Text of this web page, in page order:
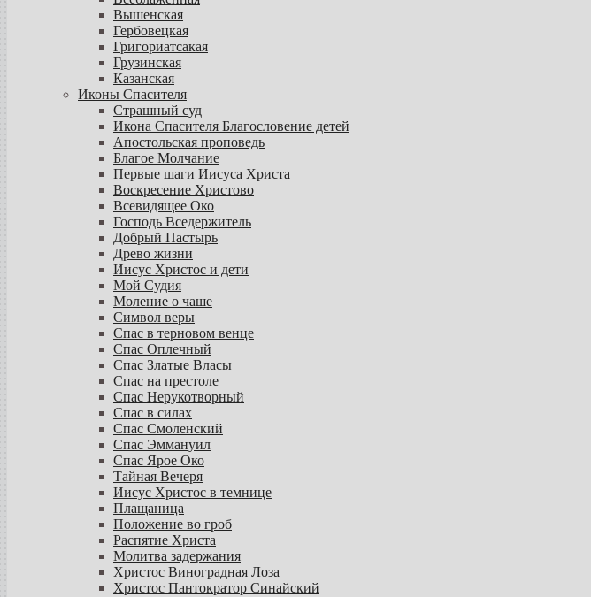
Вышенская
Гербовецкая
Григориатсакая
Грузинская
Казанская
Иконы Спасителя
Страшный суд
Икона Спасителя Благословение детей
Апостольская проповедь
Благое Молчание
Первые шаги Иисуса Христа
Воскресение Христово
Всевидящее Око
Господь Вседержитель
Добрый Пастырь
Древо жизни
Иисус Христос и дети
Мой Судия
Моление о чаше
Символ веры
Спас в терновом венце
Спас Оплечный
Спас Златые Власы
Спас на престоле
Спас Нерукотворный
Спас в силах
Спас Смоленский
Спас Эммануил
Спас Ярое Око
Тайная Вечеря
Иисус Христос в темнице
Плащаница
Положение во гроб
Распятие Христа
Молитва задержания
Христос Виноградная Лоза
Христос Пантократор Синайский